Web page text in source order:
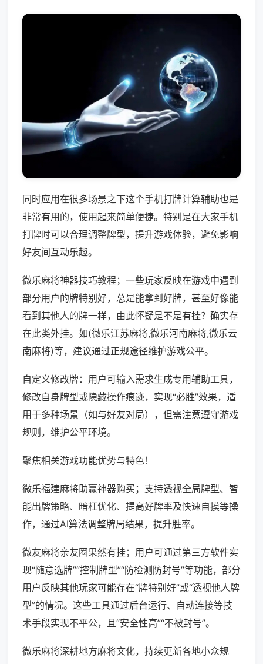
同时应用在很多场景之下这个手机打牌计算辅助也是
非常有用的，使用起来简单便捷。特别是在大家手机
打牌时可以合理调整牌型，提升游戏体验，避免影响
好友间互动乐趣。
微乐麻将神器技巧教程；一些玩家反映在游戏中遇到
部分用户的牌特别好，总是能拿到好牌，甚至好像能
看到其他人的牌一样，由此怀疑是不是有挂？确实存
在此类外挂。如(微乐江苏麻将,微乐河南麻将,微乐云
南麻将)等，建议通过正规途径维护游戏公平。
自定义修改牌：用户可输入需求生成专用辅助工具，
修改自身牌型或隐藏操作痕迹，实现“必胜”效果，适
用于多种场景（如与好友对局），但需注意遵守游戏
规则，维护公平环境。
聚焦相关游戏功能优势与特色！
微乐福建麻将助赢神器购买；支持透视全局牌型、智
能出牌策略、暗杠优化、提高好牌率及快速自摸等操
作，通过AI算法调整牌局结果，提升胜率。
微友麻将亲友圈果然有挂；用户可通过第三方软件实
现“随意选牌”“控制牌型”“防检测防封号”等功能，部分
用户反映其他玩家可能存在“牌特别好”或“透视他人牌
型”的情况。这些工具通过后台运行、自动连接等技
术手段实现不平公，且“安全性高”“不被封号”。
微乐麻将深耕地方麻将文化，持续更新各地小众规